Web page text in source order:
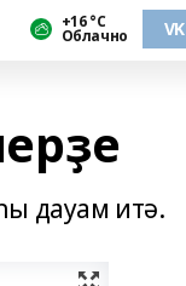
+16 °С
Облачно VK
дауам итә.